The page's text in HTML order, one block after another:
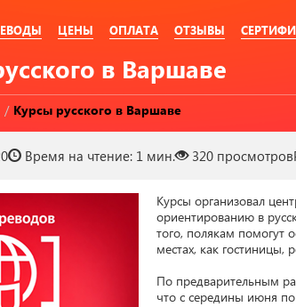
ЦЕНЫ ОПЛАТА ОТЗЫВЫ
в Варшаве
/ Курсы русского в Варшаве
Время на чтение: 1 мин. 320 просмотров
Курсы организовал
ориентированию в
того, полякам помогут
местах, как гостиницы,
По предварительным
что с середины июня